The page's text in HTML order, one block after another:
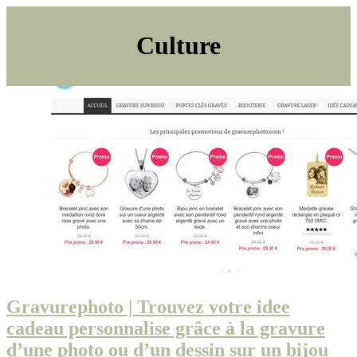
Culture
Gravurep­ho­to | Trouvez votre idee
cadeau per­son­nali­se grâce à la gravure
d’une photo ou d’un dessin sur un bijou